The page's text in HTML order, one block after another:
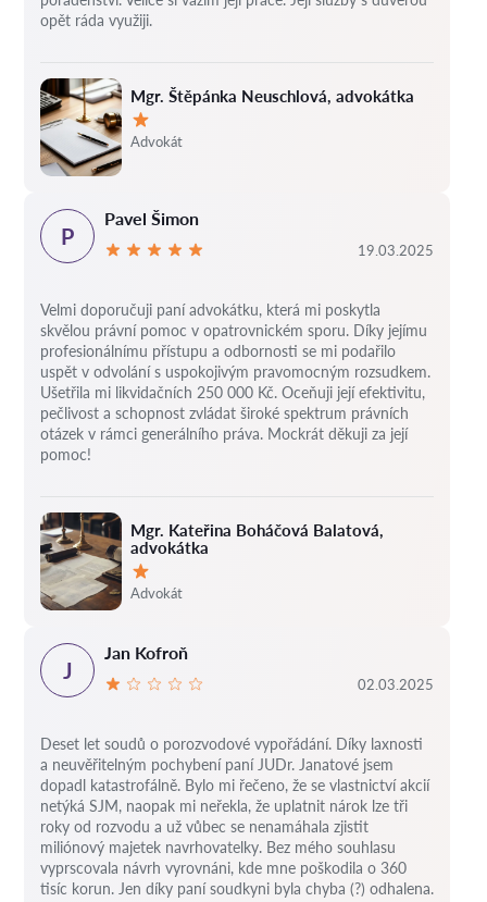
Mgr. Štěpánka Neuschlová, advokátka
Hodnocení:
Advokát
opět ráda využiji.
Mgr. Kateřina Boháčová Balatová,
advokátka
Hodnocení:
Advokát
P
Pavel Šimon
19.03.2025
Velmi doporučuji paní advokátku, která mi poskytla
skvělou právní pomoc v opatrovnickém sporu. Díky jejímu
profesionálnímu přístupu a odbornosti se mi podařilo
uspět v odvolání s uspokojivým pravomocným rozsudkem.
Ušetřila mi likvidačních 250 000 Kč. Oceňuji její efektivitu,
pečlivost a schopnost zvládat široké spektrum právních
otázek v rámci generálního práva. Mockrát děkuji za její
pomoc!
J
Jan Kofroň
02.03.2025
Deset let soudů o porozvodové vypořádání. Díky laxnosti
a neuvěřitelným pochybení paní JUDr. Janatové jsem
dopadl katastrofálně. Bylo mi řečeno, že se vlastnictví akcií
netýká SJM, naopak mi neřekla, že uplatnit nárok lze tři
roky od rozvodu a už vůbec se nenamáhala zjistit
miliónový majetek navrhovatelky. Bez mého souhlasu
vyprscovala návrh vyrovnáni, kde mne poškodila o 360
tisíc korun. Jen díky paní soudkyni byla chyba (?) odhalena.